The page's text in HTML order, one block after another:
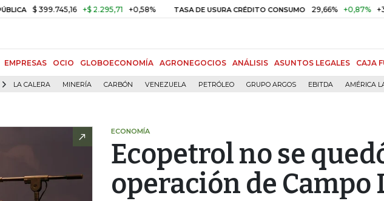
$ 399.745,16 +$ 2.295,71 +0,58% TASA DE USURA CRÉDITO CONSUMO 29,66% +0,87% +3,02%
EMPRESAS OCIO GLOBOECONOMÍA AGRONEGOCIOS ANÁLISIS ASUNTOS LEGALES CAJA
LA CALERA MINERÍA CARBÓN VENEZUELA PETRÓLEO GRUPO ARGOS EBITDA AMÉRICA
ECONOMÍA
Ecopetrol no se
operación de Campo